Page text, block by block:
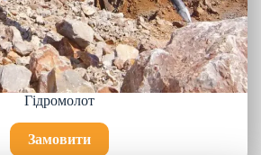
Гідромолот
Замовити